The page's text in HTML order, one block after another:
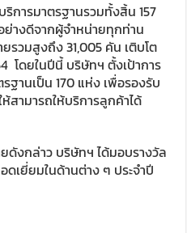
การมาตรฐานรวมทั้งสิ้น 157
างดีจากผู้จำหน่ายทุกท่าน
รวมสูงถึง 31,005 คัน เติบโต
โดยในปีนี้ บริษัทฯ ตั้งเป้าการ
ฐานเป็น 170 แห่ง เพื่อรองรับ
สามารถให้บริการลูกค้าได้
ดังกล่าว บริษัทฯ ได้มอบรางวัล
เยี่ยมในด้านต่าง ๆ ประจำปี